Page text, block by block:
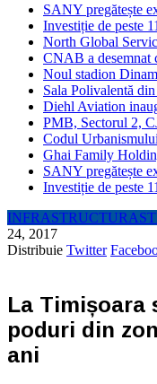
SANY pregătește
Investiție de peste
North Global
CNAB a desemnat
Noul stadion
Sala Polivalentă
Diehl Aviation
PMB, Sectorul 2,
Codul
Ghai Family
SANY pregătește
Investiție de peste
INFRASTRUCTURA
24, 2017
Distribuie Twitter
La Timișoara
poduri din
ani